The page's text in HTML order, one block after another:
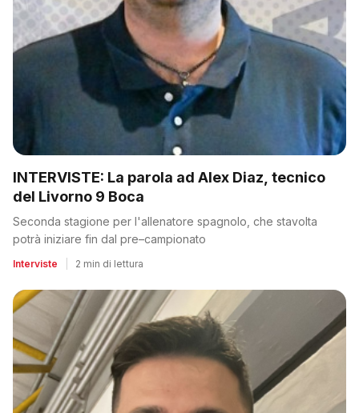
INTERVISTE: La parola ad Alex Diaz, tecnico
del Livorno 9 Boca
Seconda stagione per l'allenatore spagnolo, che stavolta
potrà iniziare fin dal pre–campionato
Interviste 2 min di lettura